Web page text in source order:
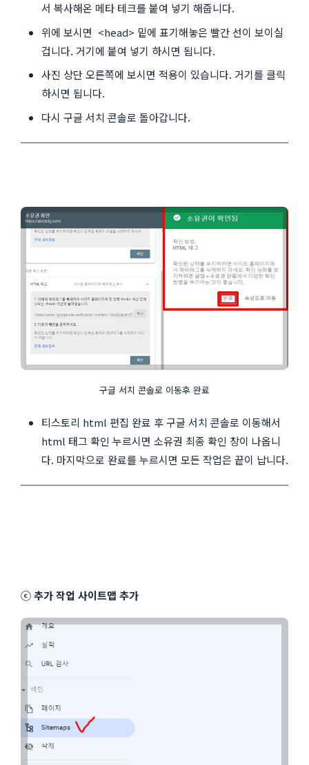
서 복사해온 메타 테크를 붙여 넣기 해줍니다.
위에 보시면 <head> 밑에 표기해놓은 빨간 선이 보이실
겁니다. 거기에 붙여 넣기 하시면 됩니다.
사진 상단 오른쪽에 보시면 적용이 있습니다. 거기를 클릭
하시면 됩니다.
다시 구글 서치 콘솔로 돌아갑니다.
구글 서치 콘솔로 이동후 완료
티스토리 html 편집 완료 후 구글 서치 콘솔로 이동해서
html 태그 확인 누르시면 소유권 최종 확인 창이 나옵니
다. 마지막으로 완료를 누르시면 모든 작업은 끝이 납니다.
ⓒ 추가 작업 사이트맵 추가